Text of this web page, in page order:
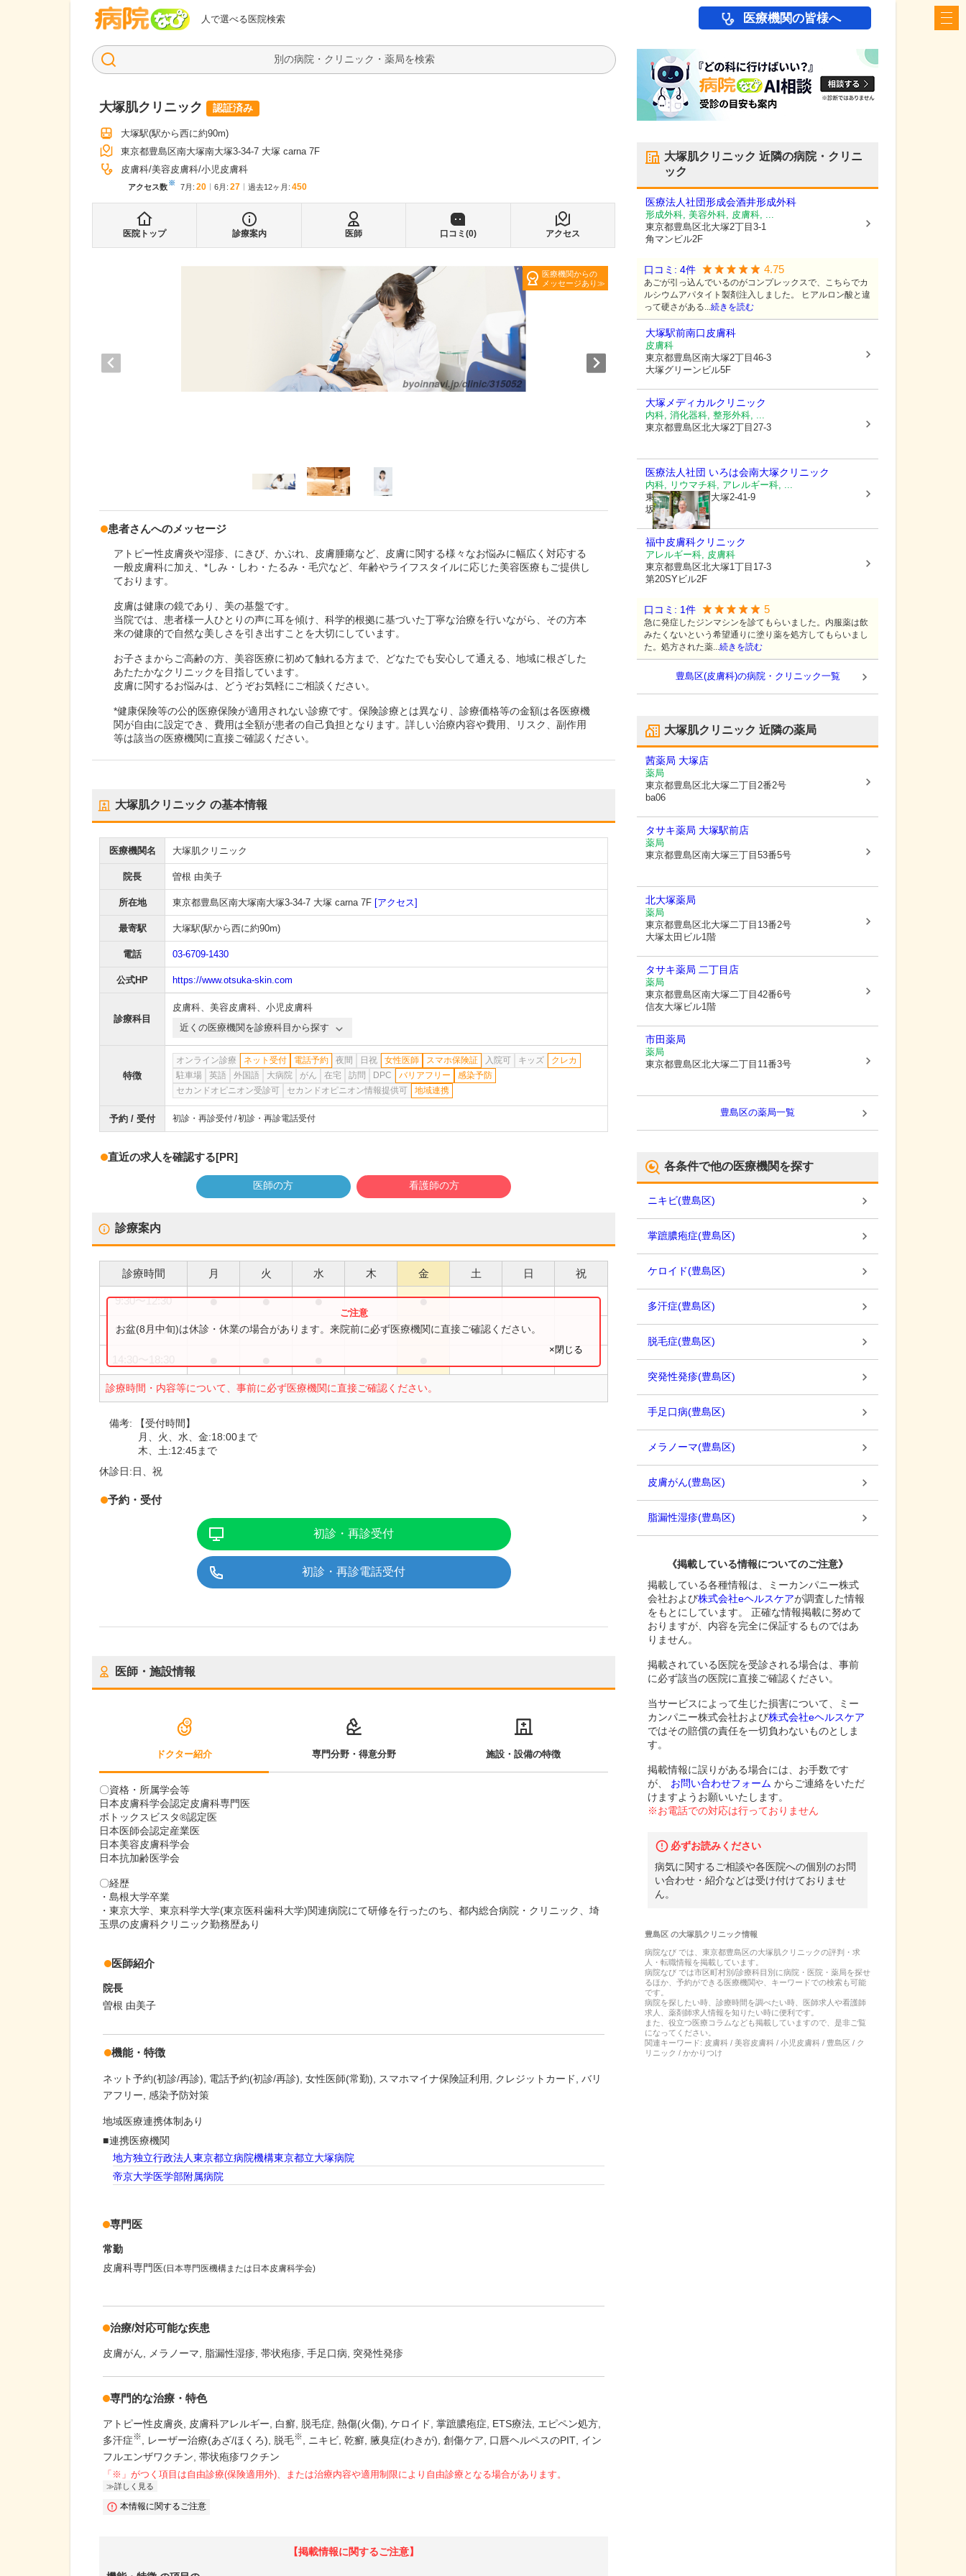
人で選べる医院検索
病院なび 医療機関の皆様へ
検索
大塚肌クリニック 認証済み
大塚駅(駅から西に約90m)
東京都豊島区南大塚南大塚3-34-7 大塚 carna 7F
皮膚科 美容皮膚科 小児皮膚科
アクセス数※ 7月 : 20 6月 : 27 過去12ヶ月: 450
医院トップ 診療案内 医師 口コミ(0) アクセス
医療機関からの
メッセージあり
患者さんへのメッセージ
アトピー性皮膚炎や湿疹、にきび、かぶれ、皮膚腫瘍など、皮膚に関する様々なお悩みに幅広く対応する
一般皮膚科に加え、*しみ・しわ・たるみ・毛穴など、年齢やライフスタイルに応じた美容医療もご提供し
ております。
皮膚は健康の鏡であり、美の基盤です。
当院では、患者様一人ひとりの声に耳を傾け、科学的根拠に基づいた丁寧な治療を行いながら、その方本
来の健康的で自然な美しさを引き出すことを大切にしています。
お子さまからご高齢の方、美容医療に初めて触れる方まで、どなたでも安心して通える、地域に根ざした
あたたかなクリニックを目指しています。
皮膚に関するお悩みは、どうぞお気軽にご相談ください。
*健康保険等の公的医療保険が適用されない診療です。保険診療とは異なり、診療価格等の金額は各医療機
関が自由に設定でき、費用は全額が患者の自己負担となります。詳しい治療内容や費用、リスク、副作用
等は該当の医療機関に直接ご確認ください。
大塚肌クリニック の基本情報
医療機関名 大塚肌クリニック
院長 曽根 由美子
所在地 東京都豊島区南大塚南大塚3-34-7 大塚 carna 7F [アクセス]
最寄駅 大塚駅(駅から西に約90m)
電話 03-6709-1430
公式HP https://www.otsuka-skin.com
診療科目
皮膚科、 美容皮膚科、 小児皮膚科
近くの医療機関を診療科目から探す
特徴
オンライン診療 ネット受付 電話予約 夜間 日祝 女性医師 スマホ保険証 入院可 キッズ
クレカ
駐車場
英語 外国語 大病院 がん 在宅 訪問 DPC バリアフリー
感染予防
セカンドオピニオン受診可
セカンドオピニオン情報提供可 地域連携
予約 / 受付 初診・再診受付 初診・再診電話受付
直近の求人を確認する[PR]
医師の方 看護師の方
診療案内
診療時間 月 火 水 木 金 土 日 祝
9:30〜12:30 ● ● ● ●
9:30〜13:00 ● ●
診療時間・内容等について、事前に必ず医療機関に直接ご確認ください。
お盆(8月中旬)は休診・休業の場合があります。来院前に必ず医療機関に直接ご確認ください。
×閉じる
備考:
【受付時間】
月、火、水、金:18:00まで
木、土:12:45まで
休診日:日、祝
予約・受付
初診・再診受付
初診・再診電話受付
医師・施設情報
ドクター紹介 専門分野・得意分野 施設・設備の特徴
〇資格・所属学会等
日本皮膚科学会認定皮膚科専門医
ボトックスビスタ®認定医
日本医師会認定産業医
日本美容皮膚科学会
日本抗加齢医学会
〇経歴
・島根大学卒業
・東京大学、東京科学大学(東京医科歯科大学)関連病院にて研修を行ったのち、都内総合病院・クリニック、埼
玉県の皮膚科クリニック勤務歴あり
医師紹介
院長
曽根 由美子
機能・特徴
ネット予約(初診/再診) 電話予約(初診/再診) 女性医師(常勤) スマホマイナ保険証利用 クレジットカード
バリ
アフリー 感染予防対策
地域医療連携体制あり
連携医療機関
地方独立行政法人東京都立病院機構東京都立大塚病院
帝京大学医学部附属病院
専門医
常勤
皮膚科専門医(日本専門医機構または日本皮膚科学会)
治療/対応可能な疾患
皮膚がん メラノーマ 脂漏性湿疹 帯状疱疹 手足口病 突発性発疹
専門的な治療・特色
アトピー性皮膚炎 皮膚科アレルギー 白癬 脱毛症 熱傷(火傷) ケロイド 掌蹠膿疱症 ETS療法 エピペン処方
多汗症※ レーザー治療(あざ/ほくろ) 脱毛※ ニキビ 乾癬 腋臭症(わきが) 創傷ケア 口唇ヘルペスのPIT イン
フルエンザワクチン 帯状疱疹ワクチン
「※」がつく項目は自由診療(保険適用外)、または治療内容や適用制限により自由診療となる場合があります。
詳しく見る
本情報に関するご注意
【掲載情報に関するご注意】
大塚肌クリニック 近隣の病院・クリニ
ック
医療法人社団形成会酒井形成外科
形成外科, 美容外科, 皮膚科, ...
東京都豊島区北大塚2丁目3-1
角マンビル2F
口コミ: 4件 4.75
あごが引っ込んでいるのがコンプレックスで、こちらでカ
ルシウムアパタイト製剤注入しました。 ヒアルロン酸と違
って硬さがある...続きを読む
大塚駅前南口皮膚科
皮膚科
東京都豊島区南大塚2丁目46-3
大塚グリーンビル5F
大塚メディカルクリニック
内科, 消化器科, 整形外科, ...
東京都豊島区北大塚2丁目27-3
医療法人社団 いろは会南大塚クリニック
内科, リウマチ科, アレルギー科, ...
東京都豊島区南大塚2-41-9
坂本ビル1階
福中皮膚科クリニック
アレルギー科, 皮膚科
東京都豊島区北大塚1丁目17-3
第20SYビル2F
口コミ: 1件 5
急に発症したジンマシンを診てもらいました。内服薬は飲
みたくないという希望通りに塗り薬を処方してもらいまし
た。処方された薬...続きを読む
豊島区(皮膚科)の病院・クリニック一覧
大塚肌クリニック 近隣の薬局
茜薬局 大塚店
薬局
東京都豊島区北大塚二丁目2番2号
ba06
タサキ薬局 大塚駅前店
薬局
東京都豊島区南大塚三丁目53番5号
北大塚薬局
薬局
東京都豊島区北大塚二丁目13番2号
大塚太田ビル1階
タサキ薬局 二丁目店
薬局
東京都豊島区南大塚二丁目42番6号
信友大塚ビル1階
市田薬局
薬局
東京都豊島区北大塚二丁目11番3号
豊島区の薬局一覧
各条件で他の医療機関を探す
ニキビ(豊島区)
掌蹠膿疱症(豊島区)
ケロイド(豊島区)
多汗症(豊島区)
脱毛症(豊島区)
突発性発疹(豊島区)
手足口病(豊島区)
メラノーマ(豊島区)
皮膚がん(豊島区)
脂漏性湿疹(豊島区)
《掲載している情報についてのご注意》
掲載している各種情報は、ミーカンパニー株式
会社および株式会社eヘルスケアが調査した情報
をもとにしています。 正確な情報掲載に努めて
おりますが、内容を完全に保証するものではあ
りません。
掲載されている医院を受診される場合は、事前
に必ず該当の医院に直接ご確認ください。
当サービスによって生じた損害について、ミー
カンパニー株式会社および株式会社eヘルスケア
ではその賠償の責任を一切負わないものとしま
す。
掲載情報に誤りがある場合には、お手数です
が、
お問い合わせフォーム からご連絡をいただ
けますようお願いいたします。
※お電話での対応は行っておりません
必ずお読みください
病気に関するご相談や各医院への個別のお問
い合わせ・紹介などは受け付けておりませ
ん。
豊島区の大塚肌クリニック情報
病院なび では、 東京都豊島区の大塚肌クリニックの評判・求
人・転職情報を掲載しています。
病院なび では市区町村別/診療科目別に病院・医院・薬局を探せ
るほか、予約ができる医療機関や、キーワードでの検索も可能
です。
病院を探したい時、診療時間を調べたい時、医師求人や看護師
求人、薬剤師求人情報を知りたい時に便利です。
また、役立つ医療コラムなども掲載していますので、是非ご覧
になってください。
関連キーワード: 皮膚科 / 美容皮膚科 / 小児皮膚科 / 豊島区 / ク
リニック / かかりつけ